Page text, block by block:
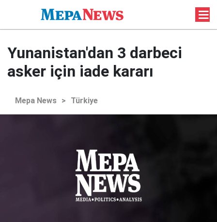
Yunanistan'dan 3 darbeci
asker için iade kararı
Mepa News > Türkiye